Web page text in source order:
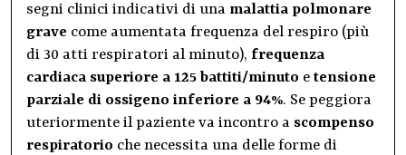
segni clinici indicativi di una malattia polmonare
grave come aumentata frequenza del respiro (più
di 30 atti respiratori al minuto), frequenza
cardiaca superiore a 125 battiti/minuto e tensione
parziale di ossigeno inferiore a 94%. Se peggiora
uteriormente il paziente va incontro a scompenso
respiratorio che necessita una delle forme di